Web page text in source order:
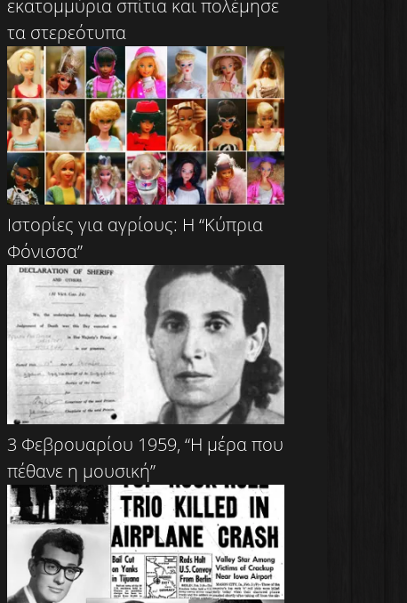
εκατομμύρια σπίτια και πολέμησε
τα στερεότυπα
Ιστορίες για αγρίους: Η “Κύπρια
Φόνισσα”
3 Φεβρουαρίου 1959, “Η μέρα που
πέθανε η μουσική”